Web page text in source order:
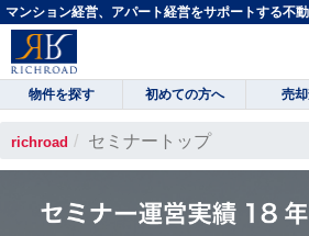
マンション経営、アパート経営をサポートする不
物件を探す 初めての方へ 売
richroad セミナートップ